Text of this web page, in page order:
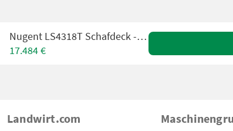
Nugent LS4318T Schafdeck - im Zulauf
17.484 €
Landwirt.com